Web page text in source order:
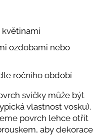
ozdobami nebo
ročního období
svíčky může být
vlastnost vosku).
povrch lehce otřít
aby dekorace